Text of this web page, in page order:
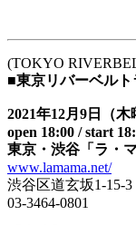
(TOKYO
■東京リバーベル
2021年12月9日（木
open 18:00 / start
東京・渋谷「ラ・マ
www.lamama.net/
渋谷区道玄坂1-15-
03-3464-0801